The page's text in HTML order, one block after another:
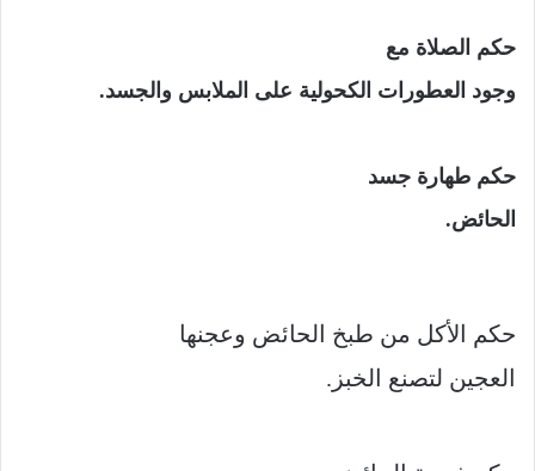
حكم الصلاة مع
وجود العطورات الكحولية على الملابس والجسد.
حكم طهارة جسد
الحائض.
حكم الأكل من طبخ الحائض وعجنها
العجين لتصنع الخبز.